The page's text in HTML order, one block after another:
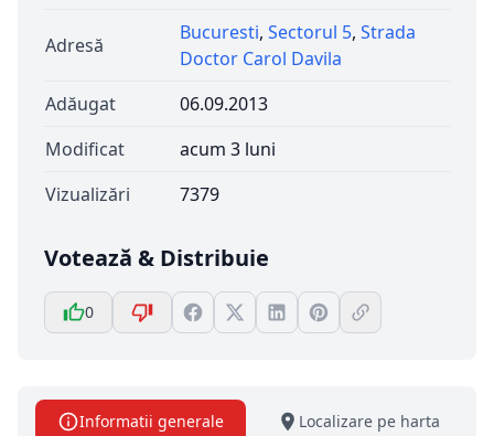
Adresă
Bucuresti, Sectorul 5, Strada
Doctor Carol Davila
Adăugat
06.09.2013
Modificat
acum 3 luni
Vizualizări
7379
Votează & Distribuie
0
Informatii generale Localizare pe harta